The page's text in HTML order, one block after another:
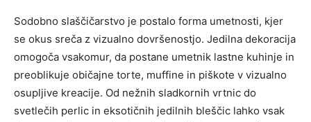
Sodobno slaščičarstvo je postalo forma umetnosti, kjer
se okus sreča z vizualno dovršenostjo. Jedilna dekoracija
omogoča vsakomur, da postane umetnik lastne kuhinje in
preoblikuje običajne torte, muffine in piškote v vizualno
osupljive kreacije. Od nežnih sladkornih vrtnic do
svetlečih perlic in eksotičnih jedilnih bleščic lahko vsak